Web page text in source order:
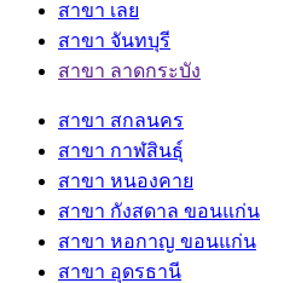
สาขา เลย
สาขา จันทบุรี
สาขา ลาดกระบัง
สาขา สกลนคร
สาขา กาฬสินธุ์
สาขา หนองคาย
สาขา กังสดาล ขอนแก่น
สาขา หอกาญ ขอนแก่น
สาขา อุดรธานี